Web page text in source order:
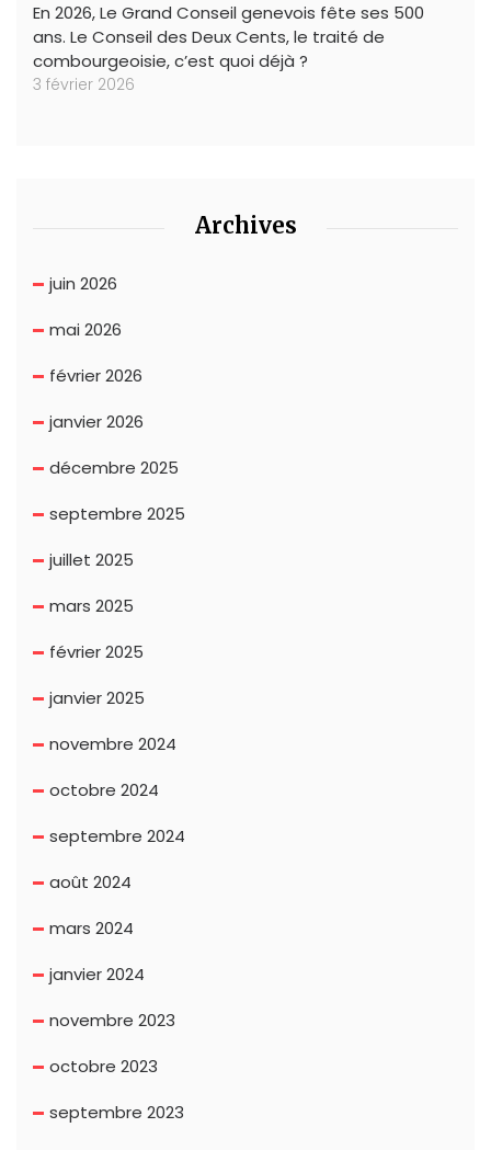
En 2026, Le Grand Conseil genevois fête ses 500
ans. Le Conseil des Deux Cents, le traité de
combourgeoisie, c’est quoi déjà ?
3 février 2026
Archives
juin 2026
mai 2026
février 2026
janvier 2026
décembre 2025
septembre 2025
juillet 2025
mars 2025
février 2025
janvier 2025
novembre 2024
octobre 2024
septembre 2024
août 2024
mars 2024
janvier 2024
novembre 2023
octobre 2023
septembre 2023